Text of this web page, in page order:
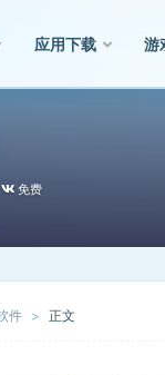
应用下载 游
免费
件 正文